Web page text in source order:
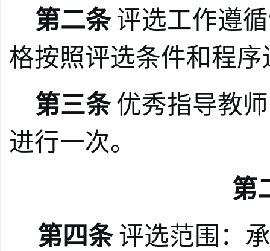
第二条 评选工作遵循
格按照评选条件和程序
第三条 优秀指导教
进行一次。
第
第四条 评选范围：